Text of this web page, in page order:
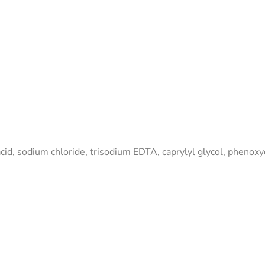
sodium chloride, trisodium EDTA, caprylyl glycol,